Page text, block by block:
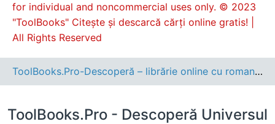
for individual and noncommercial uses only. © 2023
"ToolBooks" Citește și descarcă cărți online gratis! |
All Rights Reserved
ToolBooks.Pro-Descoperă – librărie online cu romane, cărți pentru copii, dezvoltare personală și cele mai noi apariții editoriale.
ToolBooks.Pro - Descoperă Universul